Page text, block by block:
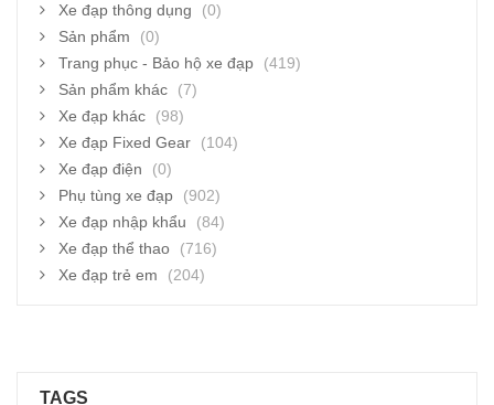
Xe đạp thông dụng
(0)
Sản phẩm
(0)
Trang phục - Bảo hộ xe đạp
(419)
Sản phẩm khác
(7)
Xe đạp khác
(98)
Xe đạp Fixed Gear
(104)
Xe đạp điện
(0)
Phụ tùng xe đạp
(902)
Xe đạp nhập khẩu
(84)
Xe đạp thể thao
(716)
Xe đạp trẻ em
(204)
TAGS